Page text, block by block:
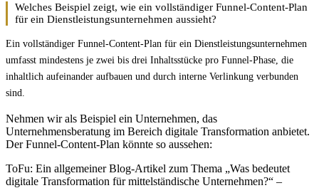
Welches Beispiel zeigt, wie ein vollständiger Funnel-Content-Plan
für ein Dienstleistungsunternehmen aussieht?
Ein vollständiger Funnel-Content-Plan für ein Dienstleistungsunternehmen
umfasst mindestens je zwei bis drei Inhaltsstücke pro Funnel-Phase, die
inhaltlich aufeinander aufbauen und durch interne Verlinkung verbunden
sind.
Nehmen wir als Beispiel ein Unternehmen, das
Unternehmensberatung im Bereich digitale Transformation anbietet.
Der Funnel-Content-Plan könnte so aussehen:
ToFu: Ein allgemeiner Blog-Artikel zum Thema „Was bedeutet
digitale Transformation für mittelständische Unternehmen?“ –